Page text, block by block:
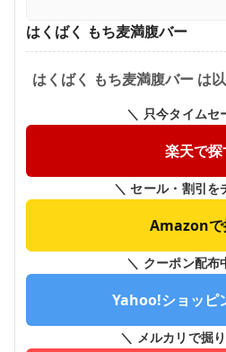
はくばく もち麦満腹バー
はくばく もち麦満腹バー は
＼ 只今タイムセ
楽天で探
＼ セール・割引を
Amazonで
＼ クーポン配布
Yahoo!ショッピ
＼ メルカリで掘